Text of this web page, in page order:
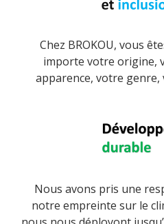
Chez BROKOU, vous
importe votre origine,
apparence, votre genre,
Nous avons pris une
notre empreinte sur le